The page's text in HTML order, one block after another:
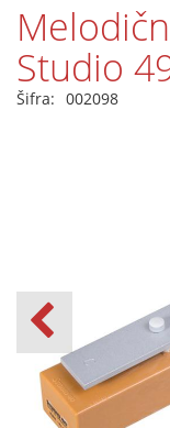
Studio
Šifra: 002098